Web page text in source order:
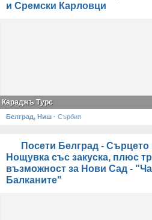
и Сремски Карловци
Караджъ Турс
Белград, Ниш · Сърбия
Посети Белград - Сърцето
Нощувка със закуска, плюс
възможност за Нови Сад -
Балканите"